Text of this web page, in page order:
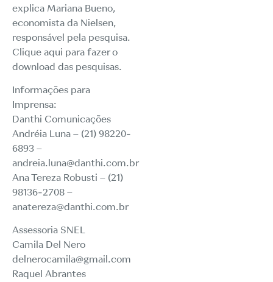
explica Mariana Bueno,
economista da Nielsen,
responsável pela pesquisa.
Clique aqui para fazer o
download das pesquisas.
Informações para
Imprensa:
Danthi Comunicações
Andréia Luna – (21) 98220-
6893 –
andreia.luna@danthi.com.br
Ana Tereza Robusti – (21)
98136-2708 –
anatereza@danthi.com.br
Assessoria SNEL
Camila Del Nero
delnerocamila@gmail.com
Raquel Abrantes